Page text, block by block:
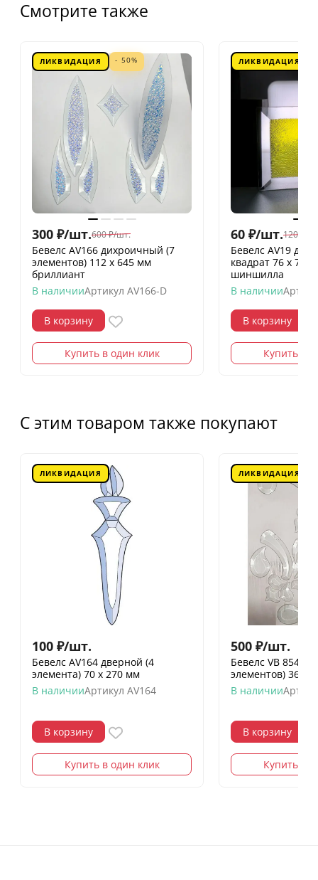
Смотрите также
ЛИКВИДАЦИЯ - 50%
300 ₽/шт.600 ₽/шт.
Бевелс AV166 дихроичный (7
элементов) 112 х 645 мм
бриллиант
В наличииАртикул AV166-D
В корзину
Купить в один клик
ЛИКВИДАЦИЯ
60 ₽/шт.120
Бевелс AV19
квадрат 76 х 76
шиншилла
В наличии
В корзину
Купить в
С этим товаром также покупают
ЛИКВИДАЦИЯ
100 ₽/шт.
Бевелс AV164 дверной (4
элемента) 70 х 270 мм
В наличииАртикул AV164
В корзину
Купить в один клик
ЛИКВИДАЦИЯ
500 ₽/шт.
Бевелс VB 854 /
элементов) 365
В наличии
В корзину
Купить в